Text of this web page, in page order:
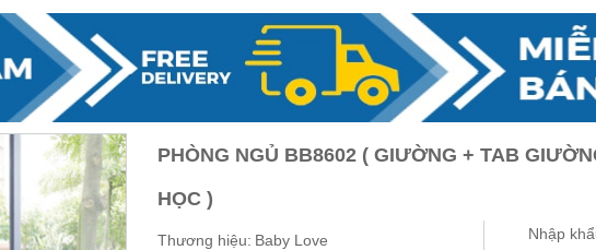
PHÒNG NGỦ BB8602 ( GIƯỜNG + TAB
HỌC )
Thương hiệu: Baby Love
Nhập